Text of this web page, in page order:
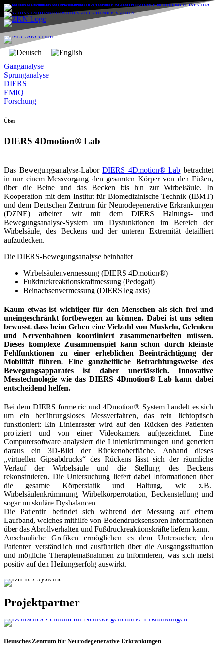
Ganganalyse
Sprunganalyse
DIERS
EMIQ
Forschung
Über
DIERS 4Dmotion® Lab
Das Bewegungsanalyse-LaborDIERS 4Dmotion® Lab betrachtet
in nur einem Messvorgang den gesamten Körper von den Füßen,
über die Beine und das Becken bis hin zur Wirbelsäule. In
Kooperation mit dem Institut für Biomedizinische Technik (IBMT)
und dem Deutschen Zentrum für Neurodegenerative Erkrankungen
(DZNE) arbeiten wir mit dem DIERS Haltungs- und
Bewegungsanalyse-System um Dysfunktionen im Bereich der
Wirbelsäule, des Beckens und der unteren Extremität detailliert
aufzudecken.
Die DIERS-Bewegungsanalyse beinhaltet
Wirbelsäulenvermessung (DIERS 4Dmotion®)
Fußdruckreaktionskraftmessung (Pedogait)
Beinachsenvermessung (DIERS leg axis)
Kaum etwas ist wichtiger für den Menschen als sich frei und
uneingeschränkt fortbewegen zu können. Dabei ist uns selten
bewusst, dass beim Gehen eine Vielzahl von Muskeln, Gelenken
und Nervenbahnen koordiniert zusammenarbeiten müssen.
Dieses komplexe Zusammenspiel kann schon durch kleinste
Fehlfunktionen zu einer erheblichen Beeinträchtigung der
Mobilität führen. Eine ganzheitliche Betrachtungsweise des
Bewegungsapparates ist daher unerlässlich. Innovative
Messtechnologie wie dasDIERS 4Dmotion® Labkann dabei
entscheidend helfen.
Bei dem DIERS formetric und 4Dmotion® System handelt es sich
um ein berührungsloses Messverfahren, das rein lichtoptisch
funktioniert: Ein Linienraster wird auf den Rücken des Patienten
projiziert und von einer Videokamera aufgezeichnet. Eine
Computersoftware analysiert die Linienkrümmungen und generiert
daraus ein 3D-Bild der Rückenoberfläche. Anhand dieses
„virtuellen Gipsabdrucks“ des Rückens lässt sich der räumliche
Verlauf der Wirbelsäule und die Stellung des Beckens
rekonstruieren. Die Untersuchung liefert dabei Informationen über
die gesamte Körperstatik und Haltung, wie z.B.
Wirbelsäulenkrümmung, Wirbelkörperrotation, Beckenstellung und
sogar muskuläre Dysbalancen.
Die Patientin befindet sich während der Messung auf einem
Laufband, welches mithilfe von Bodendrucksensoren Informationen
über das Abrollverhalten und Fußdruckreaktionskräfte liefern kann.
Anschauliche Grafiken ermöglichen es dem Untersucher, den
Patienten verständlich und ausführlich über die Ausgangssituation
und mögliche Therapiemaßnahmen zu informieren, was sich meist
positiv auf den Heilungserfolg auswirkt.
Projektpartner
Deutsches Zentrum für Neurodegenerative Erkrankungen